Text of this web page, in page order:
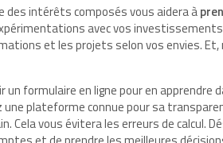
des intérêts composés vous aidera à
avec vos
et les projets selon vos envies.
un formulaire en ligne pour en apprendre
une plateforme connue pour sa
Cela vous évitera les erreurs de